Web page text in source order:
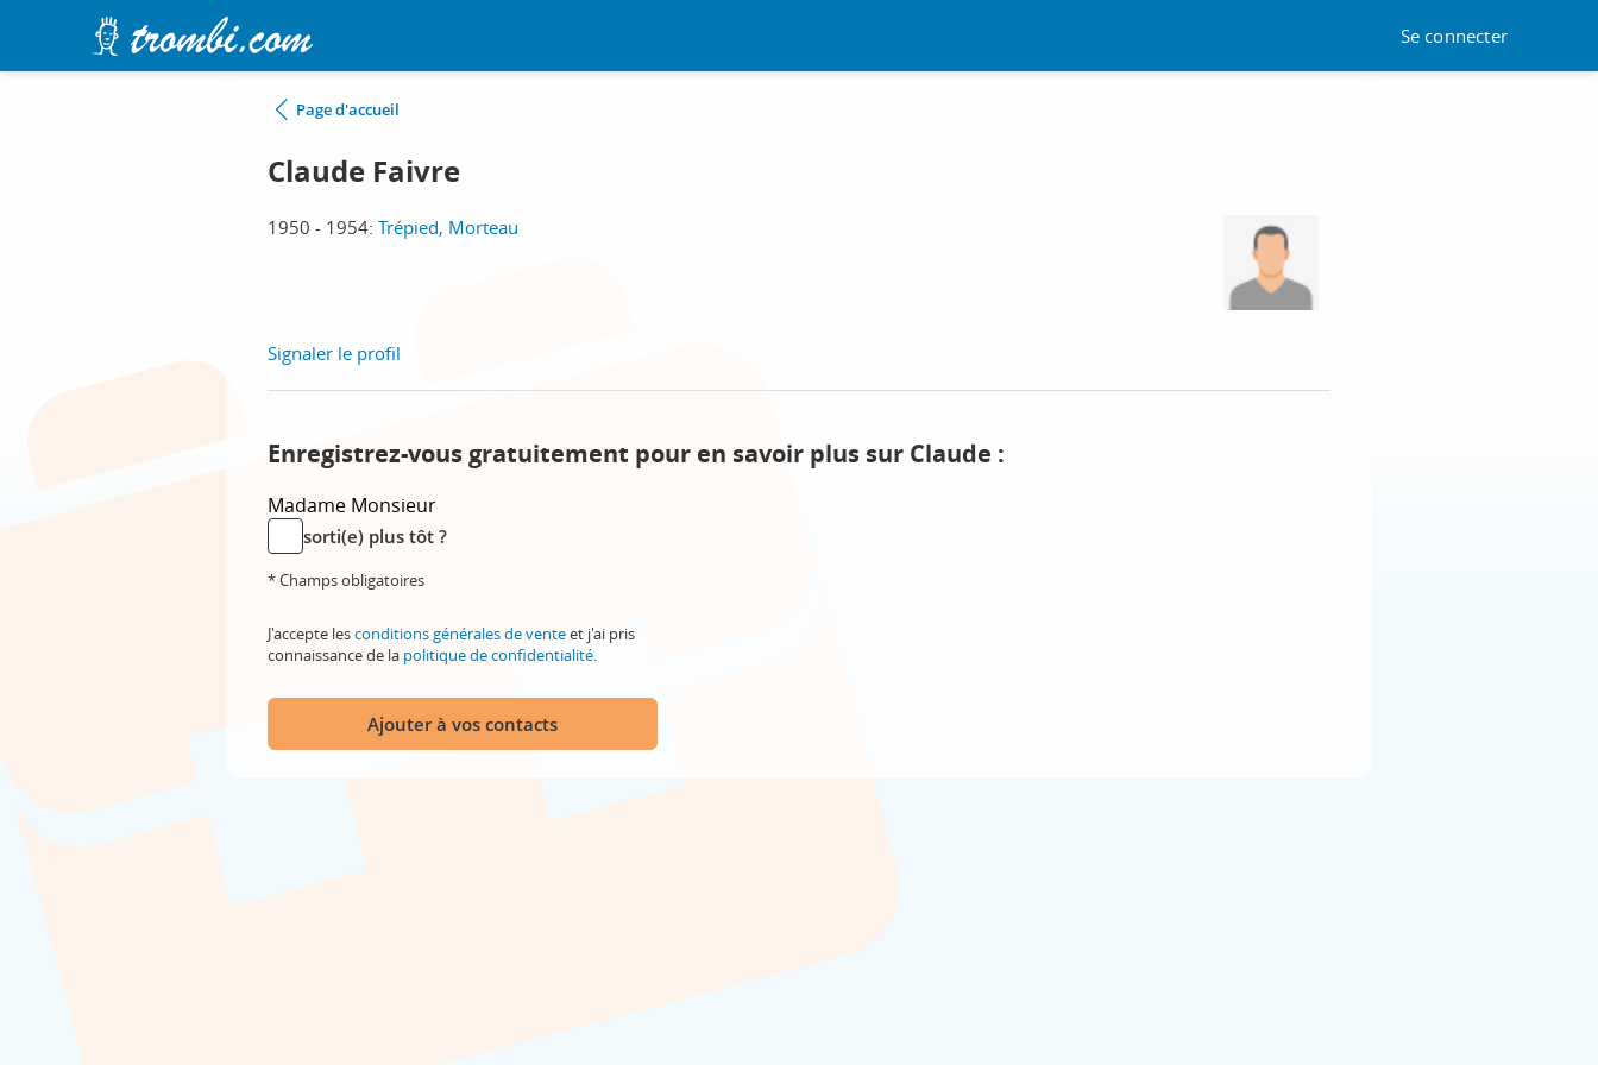
Se connecter
Page d'accueil
Claude Faivre
1950 - 1954: Trépied, Morteau
Signaler le profil
Enregistrez-vous gratuitement pour en savoir plus sur Claude :
Madame Monsieur
sorti(e) plus tôt ?
* Champs obligatoires
J'accepte lesconditions générales de venteet j'ai pris
connaissance de la politique de confidentialité.
Ajouter à vos contacts